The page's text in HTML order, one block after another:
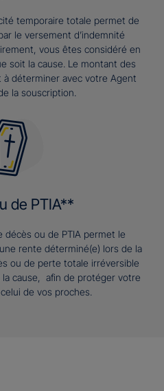
temporaire totale permet de
le versement d’indemnité
vous êtes considéré en
soit la cause. Le montant des
déterminer avec votre Agent
la souscription.
de PTIA**
ou de PTIA permet le
rente déterminé(e) lors de la
ou de perte totale irréversible
la cause, afin de protéger votre
de vos proches.